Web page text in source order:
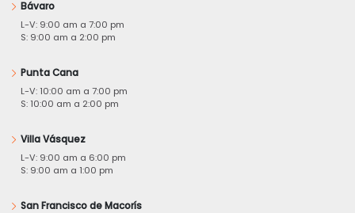
Bávaro
L-V: 9:00 am a 7:00 pm
S: 9:00 am a 2:00 pm
Punta Cana
L-V: 10:00 am a 7:00 pm
S: 10:00 am a 2:00 pm
Villa Vásquez
L-V: 9:00 am a 6:00 pm
S: 9:00 am a 1:00 pm
San Francisco de Macorís